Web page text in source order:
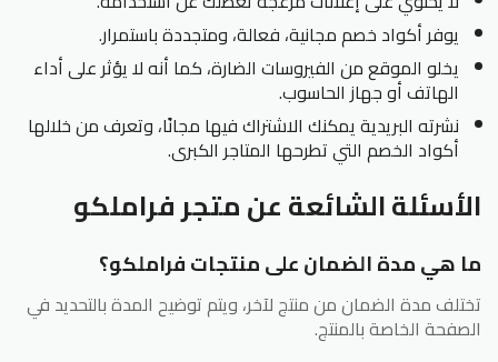
يوفر أكواد خصم مجانية، فعالة، ومتجددة باستمرار.
يخلو الموقع من الفيروسات الضارة، كما أنه لا يؤثر على أداء
الهاتف أو جهاز الحاسوب.
نشرته البريدية يمكنك الاشتراك فيها مجانًا، وتعرف من خلالها
أكواد الخصم التي تطرحها المتاجر الكبرى.
الأسئلة الشائعة عن متجر فراملكو
ما هي مدة الضمان على منتجات فراملكو؟
تختلف مدة الضمان من منتج لآخر، ويتم توضيح المدة بالتحديد في
الصفحة الخاصة بالمنتج.